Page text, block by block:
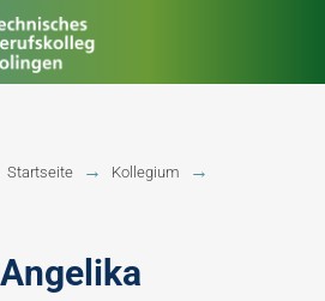
Startseite Kollegium